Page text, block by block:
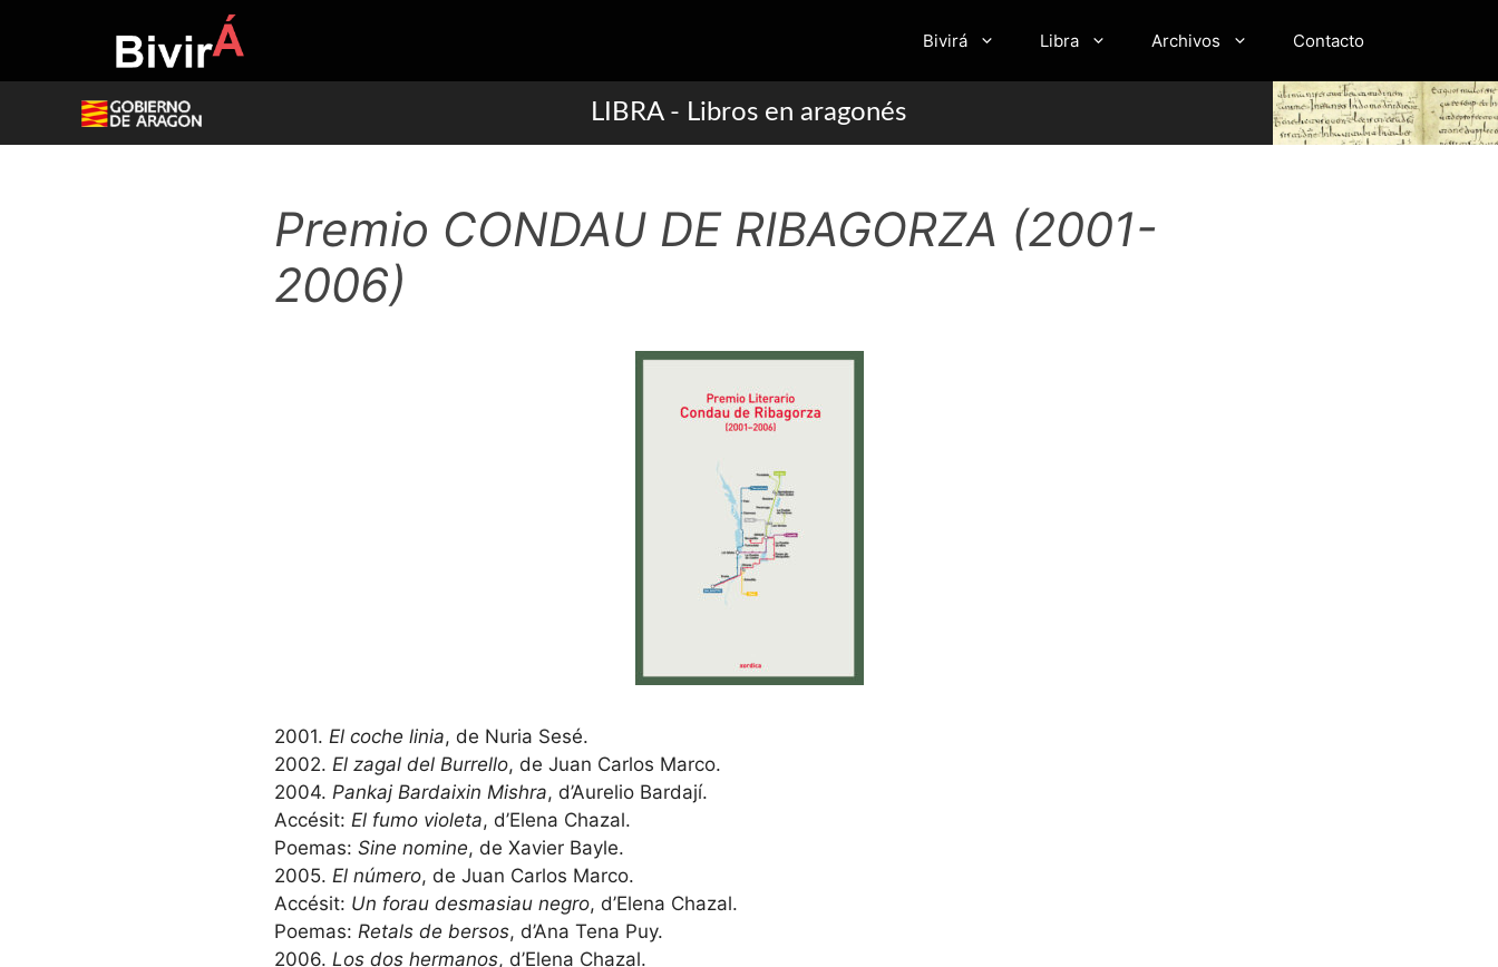
Bivirá Libra Archivos Contacto
LIBRA - Libros en aragonés
Premio CONDAU DE RIBAGORZA (2001-
2006)
2001. El coche linia, de Nuria Sesé.
2002. El zagal del Burrello, de Juan Carlos Marco.
2004. Pankaj Bardaixin Mishra, d’Aurelio Bardají.
Accésit: El fumo violeta, d’Elena Chazal.
Poemas: Sine nomine, de Xavier Bayle.
2005. El número, de Juan Carlos Marco.
Accésit: Un forau desmasiau negro, d’Elena Chazal.
Poemas: Retals de bersos, d’Ana Tena Puy.
2006. Los dos hermanos, d’Elena Chazal.